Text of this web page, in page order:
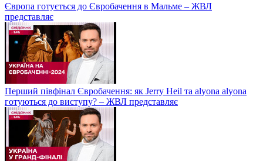
Європа готується до Євробачення в Мальме – ЖВЛ
представляє
Перший півфінал Євробачення: як Jerry Heil та alyona alyona
готуються до виступу? – ЖВЛ представляє